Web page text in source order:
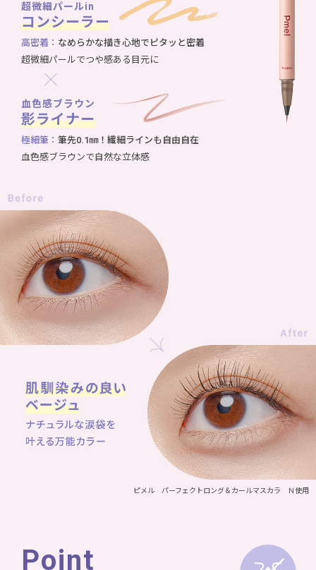
超微細パールin
コンシーラー
高密着： なめらかな描き心地でピタッと密着
超微細パールでつや感ある目元に
血色感ブラウン
影ライナー
極細筆： 筆先0.1㎜！繊細ラインも自由自在
血色感ブラウンで自然な立体感
ピメル パーフェクトロング＆カールマスカラ Ｎ使用
Point